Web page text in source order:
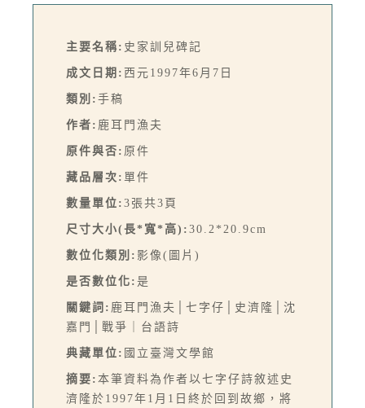
主要名稱: 史家訓兒碑記
成文日期: 西元1997年6月7日
類別: 手稿
作者: 鹿耳門漁夫
原件與否: 原件
藏品層次: 單件
數量單位: 3張共3頁
尺寸大小(長*寬*高): 30.2*20.9cm
數位化類別: 影像(圖片)
是否數位化: 是
關鍵詞: 鹿耳門漁夫│七字仔│史濟隆│沈
嘉門│戰爭｜台語詩
典藏單位: 國立臺灣文學館
摘要: 本筆資料為作者以七字仔詩敘述史
濟隆於1997年1月1日終於回到故鄉，將